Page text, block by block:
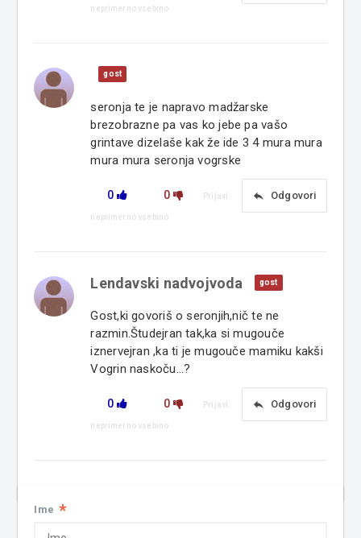
neprimerno vsebino
gost
seronja te je napravo madžarske
brezobrazne pa vas ko jebe pa vašo
grintave dizelaše kak že ide 3 4 mura mura
mura mura seronja vogrske
0 0 reply Odgovori
Prijavi
neprimerno vsebino
Lendavski nadvojvoda gost
Gost,ki govoriš o seronjih,nič te ne
razmin.Študejran tak,ka si mugouče
iznervejran ,ka ti je mugouče mamiku kakši
Vogrin naskoču...?
0 0 reply Odgovori
Prijavi
neprimerno vsebino
Ime *